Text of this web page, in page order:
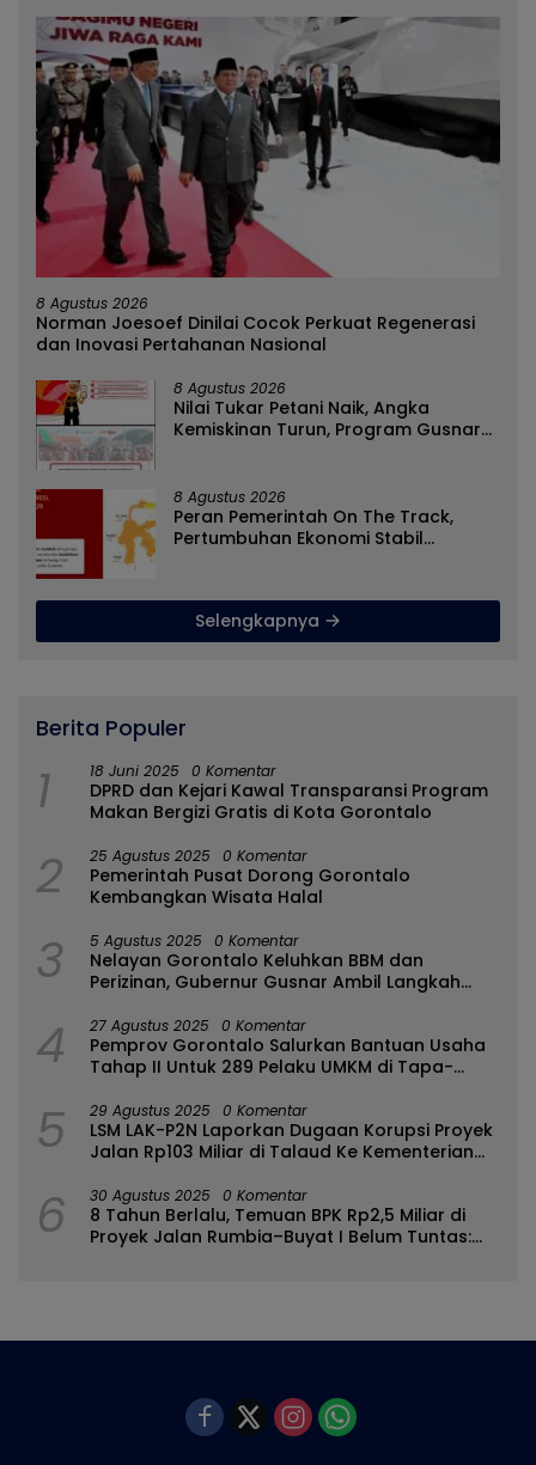
8 Agustus 2026
Norman Joesoef Dinilai Cocok Perkuat Regenerasi
dan Inovasi Pertahanan Nasional
8 Agustus 2026
Nilai Tukar Petani Naik, Angka
Kemiskinan Turun, Program Gusnar-
8 Agustus 2026
Peran Pemerintah On The Track,
Pertumbuhan Ekonomi Stabil
Selengkapnya
Berita Populer
1 18 Juni 2025 0 Komentar
DPRD dan Kejari Kawal Transparansi Program
Makan Bergizi Gratis di Kota Gorontalo
2 25 Agustus 2025 0 Komentar
Pemerintah Pusat Dorong Gorontalo
Kembangkan Wisata Halal
3 5 Agustus 2025 0 Komentar
Nelayan Gorontalo Keluhkan BBM dan
Perizinan, Gubernur Gusnar Ambil Langkah
4 27 Agustus 2025 0 Komentar
Pemprov Gorontalo Salurkan Bantuan Usaha
Tahap II Untuk 289 Pelaku UMKM di Tapa-
5 29 Agustus 2025 0 Komentar
LSM LAK-P2N Laporkan Dugaan Korupsi Proyek
Jalan Rp103 Miliar di Talaud Ke Kementerian
6 30 Agustus 2025 0 Komentar
8 Tahun Berlalu, Temuan BPK Rp2,5 Miliar di
Proyek Jalan Rumbia–Buyat I Belum Tuntas: